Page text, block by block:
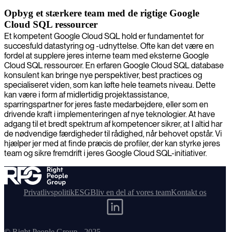
Opbyg et stærkere team med de rigtige Google
Cloud SQL ressourcer
Et kompetent Google Cloud SQL hold er fundamentet for
succesfuld datastyring og -udnyttelse. Ofte kan det være en
fordel at supplere jeres interne team med eksterne Google
Cloud SQL ressourcer. En erfaren Google Cloud SQL database
konsulent kan bringe nye perspektiver, best practices og
specialiseret viden, som kan løfte hele teamets niveau. Dette
kan være i form af midlertidig projektassistance,
sparringspartner for jeres faste medarbejdere, eller som en
drivende kraft i implementeringen af nye teknologier. At have
adgang til et bredt spektrum af kompetencer sikrer, at I altid har
de nødvendige færdigheder til rådighed, når behovet opstår. Vi
hjælper jer med at finde præcis de profiler, der kan styrke jeres
team og sikre fremdrift i jeres Google Cloud SQL-initiativer.
PrivatlivspolitikESGBliv en del af vores teamKontakt os